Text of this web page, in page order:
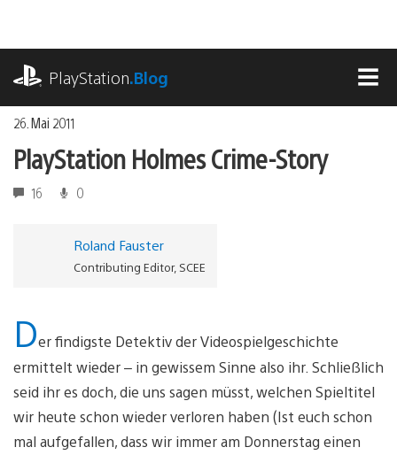
springen
PlayStation.Blog
26. Mai 2011
PlayStation Holmes Crime-Story
16 0
Roland Fauster
Contributing Editor, SCEE
Der findigste Detektiv der Videospielgeschichte
ermittelt wieder – in gewissem Sinne also ihr. Schließlich
seid ihr es doch, die uns sagen müsst, welchen Spieltitel
wir heute schon wieder verloren haben (Ist euch schon
mal aufgefallen, dass wir immer am Donnerstag einen